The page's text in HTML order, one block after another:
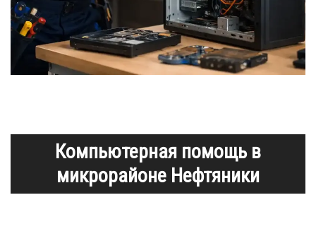
Компьютерная помощь в
микрорайоне Нефтяники